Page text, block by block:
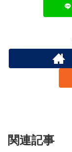
関連記事